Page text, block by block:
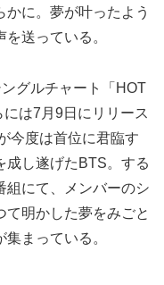
に。夢が叶ったよう
送っている。
グルチャート「HOT
は7月9日にリリース
今度は首位に君臨す
成し遂げたBTS。する
組にて、メンバーのシ
て明かした夢をみごと
まっている。